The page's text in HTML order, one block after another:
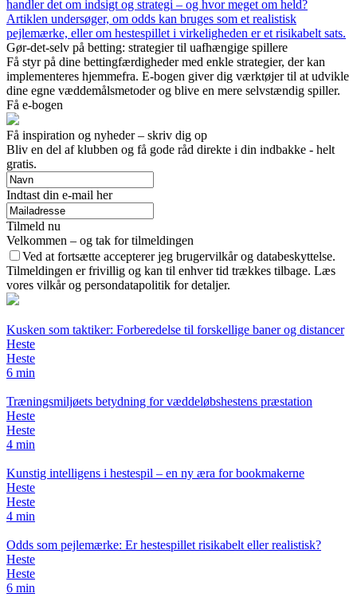
handler det om indsigt og strategi – og hvor meget om held?
Artiklen undersøger, om odds kan bruges som et realistisk
pejlemærke, eller om hestespillet i virkeligheden er et risikabelt sats.
Gør-det-selv på betting: strategier til uafhængige spillere
Få styr på dine bettingfærdigheder med enkle strategier, der kan
implementeres hjemmefra. E-bogen giver dig værktøjer til at udvikle
dine egne væddemålsmetoder og blive en mere selvstændig spiller.
Få e-bogen
Få inspiration og nyheder – skriv dig op
Bliv en del af klubben og få gode råd direkte i din indbakke - helt
gratis.
Indtast din e-mail her
Tilmeld nu
Velkommen – og tak for tilmeldingen
Ved at fortsætte accepterer jeg brugervilkår og databeskyttelse.
Tilmeldingen er frivillig og kan til enhver tid trækkes tilbage. Læs
vores vilkår og persondatapolitik for detaljer.
Kusken som taktiker: Forberedelse til forskellige baner og distancer
Heste
Heste
6 min
Træningsmiljøets betydning for væddeløbshestens præstation
Heste
Heste
4 min
Kunstig intelligens i hestespil – en ny æra for bookmakerne
Heste
Heste
4 min
Odds som pejlemærke: Er hestespillet risikabelt eller realistisk?
Heste
Heste
6 min